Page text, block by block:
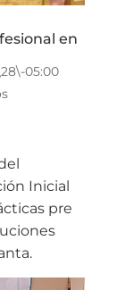
en
05:00
Inicial
pre